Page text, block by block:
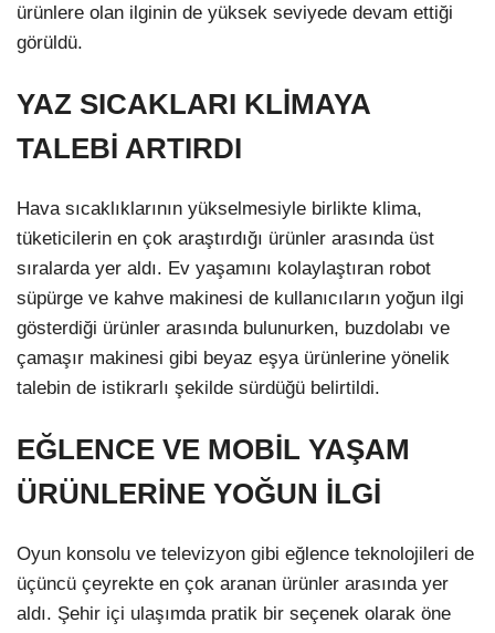
ürünlere olan ilginin de yüksek seviyede devam ettiği
görüldü.
YAZ SICAKLARI KLİMAYA
TALEBİ ARTIRDI
Hava sıcaklıklarının yükselmesiyle birlikte klima,
tüketicilerin en çok araştırdığı ürünler arasında üst
sıralarda yer aldı. Ev yaşamını kolaylaştıran robot
süpürge ve kahve makinesi de kullanıcıların yoğun ilgi
gösterdiği ürünler arasında bulunurken, buzdolabı ve
çamaşır makinesi gibi beyaz eşya ürünlerine yönelik
talebin de istikrarlı şekilde sürdüğü belirtildi.
EĞLENCE VE MOBİL YAŞAM
ÜRÜNLERİNE YOĞUN İLGİ
Oyun konsolu ve televizyon gibi eğlence teknolojileri de
üçüncü çeyrekte en çok aranan ürünler arasında yer
aldı. Şehir içi ulaşımda pratik bir seçenek olarak öne